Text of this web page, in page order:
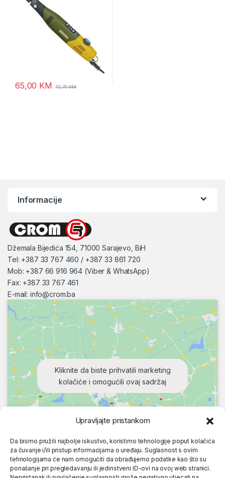
Upravljajte pristankom
Da bismo pružili najbolje iskustvo, koristimo tehnologije poput kolačića
za čuvanje i/ili pristup informacijama o uređaju. Suglasnost s ovim
tehnologijama će nam omogućiti da obrađujemo podatke kao što su
ponašanje pri pregledavanju ili jedinstveni ID-ovi na ovoj web stranici.
65,00 KM 72,70KM
Informacije
Džemala Bijedića 154, 71000 Sarajevo, BiH
Tel: +387 33 767 460 / +387 33 861 720
Mob: +387 66 916 964 (Viber & WhatsApp)
Fax: +387 33 767 461
E-mail: info@crom.ba
Kliknite da biste prihvatili marketing
kolačiće i omogućili ovaj sadržaj